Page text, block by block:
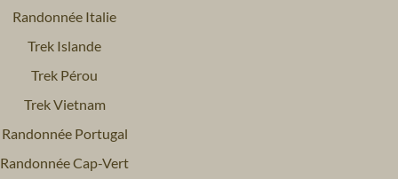
Randonnée Italie
Trek Islande
Trek Pérou
Trek Vietnam
Randonnée Portugal
Randonnée Cap-Vert